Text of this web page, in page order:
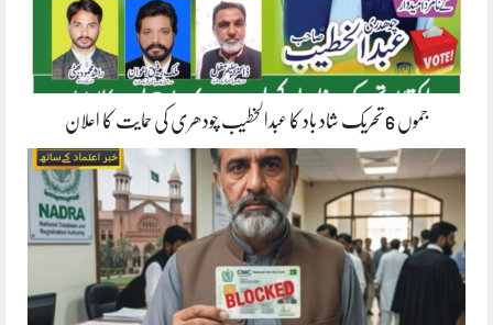
جموں 6 تحریک شاد باد کا عبدالخطیب چودھری کی حمایت کا اعلان